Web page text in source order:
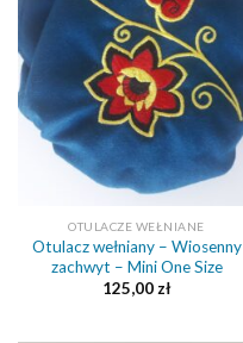
OTULACZE WEŁNIANE
Otulacz wełniany – Wiosenny
zachwyt – Mini One Size
125,00 zł